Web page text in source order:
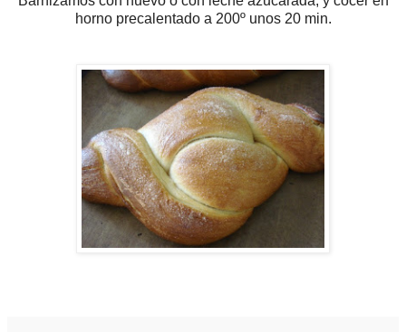
horno precalentado a 200º unos 20 min.